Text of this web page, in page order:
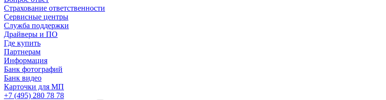
Страхование ответственности
Сервисные центры
Служба поддержки
Драйверы и ПО
Где купить
Партнерам
Информация
Банк фотографий
Банк видео
Карточки для МП
+7 (495) 280 78 78